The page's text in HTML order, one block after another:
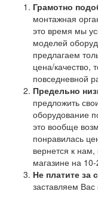
Грамотно
монтажная
это время мы
моделей
предлагаем
цена/качество,
повседневной
Предельно
предложить
оборудование
это вообще
понравилась
вернется к
магазине на
Не платите за
заставляем Вас